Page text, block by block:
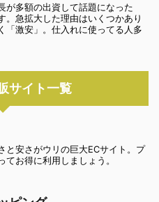
が多額の出資して話題になった
。急拡大した理由はいくつかあり
「激安」。仕入れに使ってる人多
サイト一覧
と安さがウリの巨大ECサイト。プ
てお得に利用しましょう。